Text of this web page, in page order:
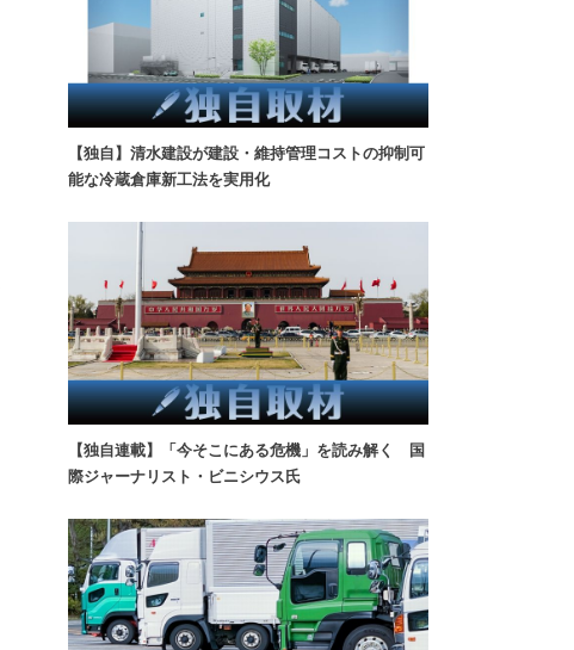
【独自】清水建設が建設・維持管理コストの抑制可
能な冷蔵倉庫新工法を実用化
【独自連載】「今そこにある危機」を読み解く 国
際ジャーナリスト・ビニシウス氏